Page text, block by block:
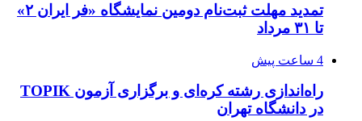
تمدید مهلت ثبت‌نام دومین نمایشگاه «فر ایران ۲»
تا ۳۱ مرداد
4 ساعت پیش
راه‌اندازی رشته کره‌ای و برگزاری آزمون TOPIK
در دانشگاه تهران